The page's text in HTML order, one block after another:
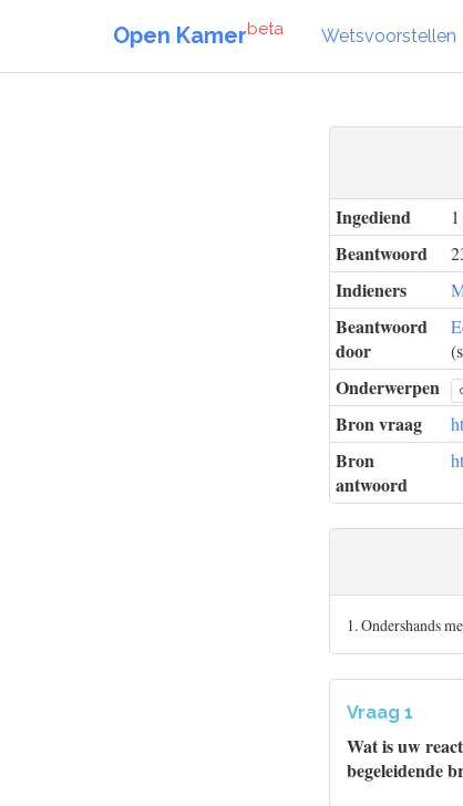
Open Kamerbeta Wetsvoorstellen
Ingediend
Beantwoord
Indieners
Beantwoord
door
Onderwerpen
Bron vraag
Bron
antwoord
1. Ondershands
Vraag 1
Wat is uw
begeleidende